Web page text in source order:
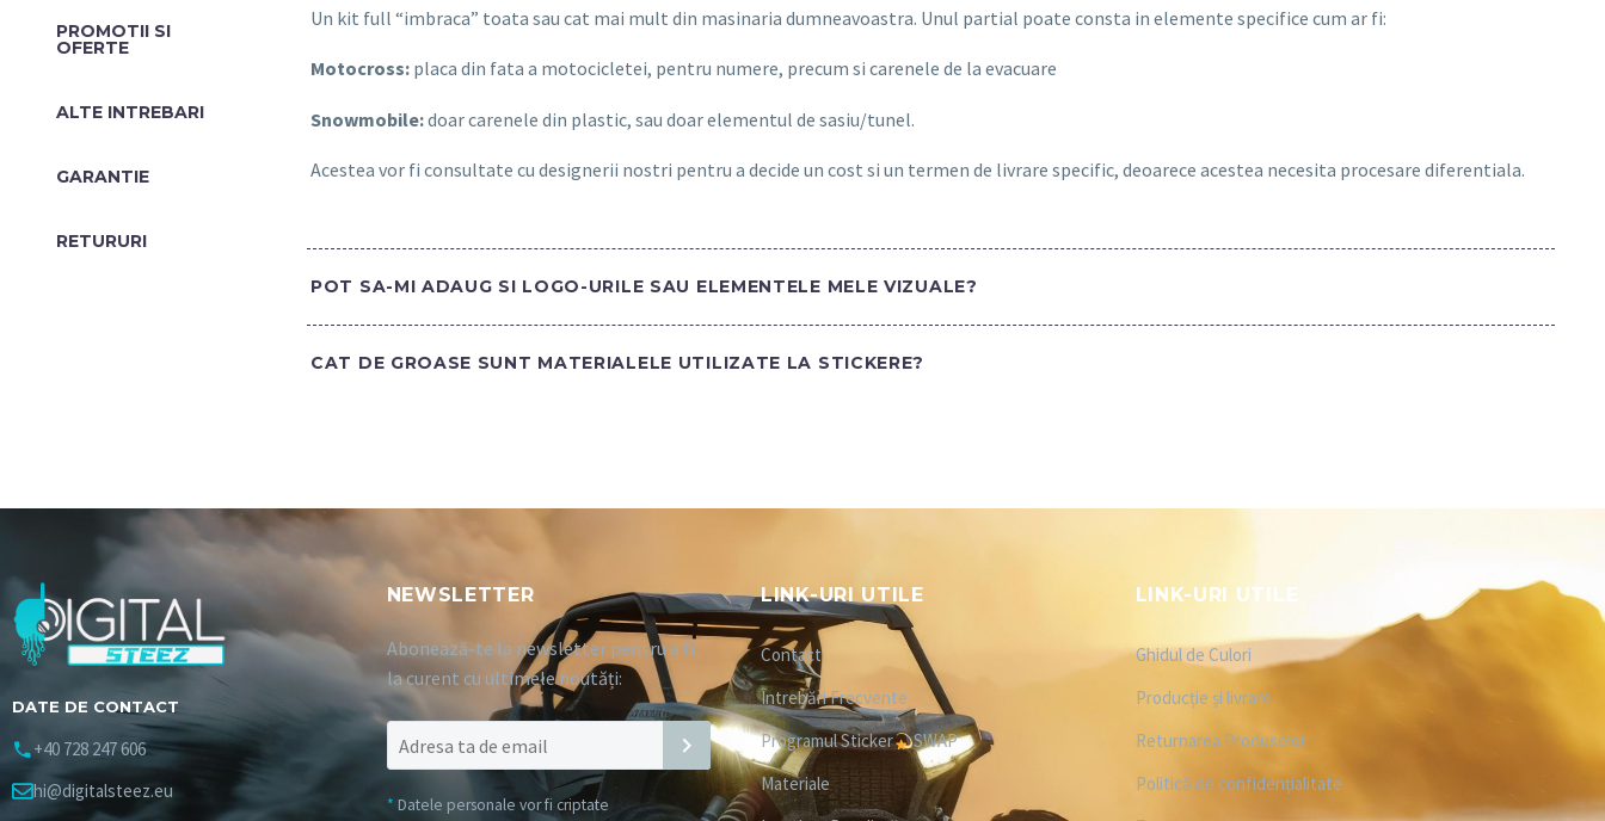
PROMOTII SI
OFERTE​
ALTE INTREBARI​
GARANTIE
RETURURI
Un kit full “imbraca” toata sau cat mai mult din masinaria dumneavoastra. Unul partial poate consta in elemente specifice cum ar fi:
Motocross: placa din fata a motocicletei, pentru numere, precum si carenele de la evacuare
Snowmobile:doar carenele din plastic, sau doar elementul de sasiu/tunel.
Acestea vor fi consultate cu designerii nostri pentru a decide un cost si un termen de livrare specific, deoarece acestea necesita procesare diferentiala.
POT SA-MI ADAUG SI LOGO-URILE SAU ELEMENTELE MELE VIZUALE?
CAT DE GROASE SUNT MATERIALELE UTILIZATE LA STICKERE?
DATE DE CONTACT
+40 728 247 606
hi@digitalsteez.eu
NEWSLETTER
Abonează-te la newsletter pentru a fi
la curent cu ultimele noutăți:
* Datele personale vor fi criptate
LINK-URI UTILE
Contact
Întrebări Frecvente
Programul Sticker
SWAP
Materiale
LINK-URI UTILE
Ghidul de Culori
Producție și livrare
Returnarea Produselor
Politică de confidențialitate